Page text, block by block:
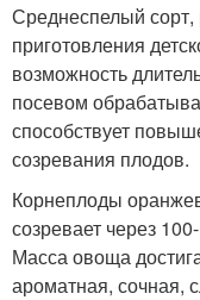
Среднеспелый
приготовления
возможность
посевом
способствует
созревания плодов.
Корнеплоды
созревает через
Масса овоща
ароматная, сочная,